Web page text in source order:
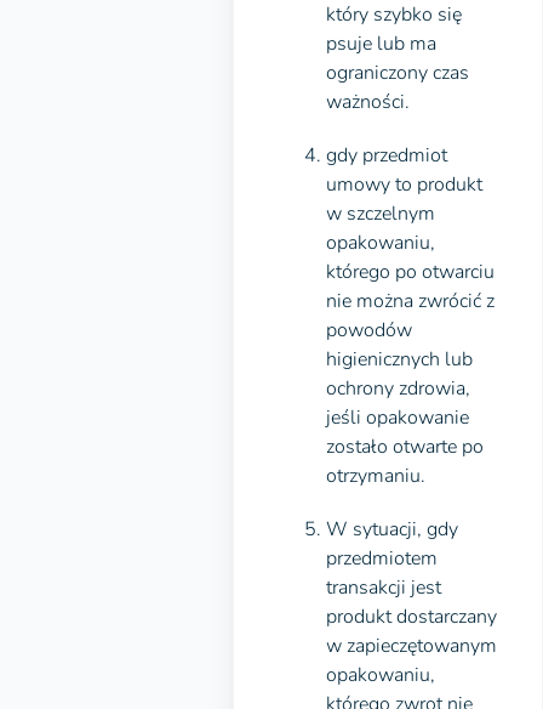
który szybko się
psuje lub ma
ograniczony czas
ważności.
gdy przedmiot
umowy to produkt
w szczelnym
opakowaniu,
którego po otwarciu
nie można zwrócić z
powodów
higienicznych lub
ochrony zdrowia,
jeśli opakowanie
zostało otwarte po
otrzymaniu.
W sytuacji, gdy
przedmiotem
transakcji jest
produkt dostarczany
w zapieczętowanym
opakowaniu,